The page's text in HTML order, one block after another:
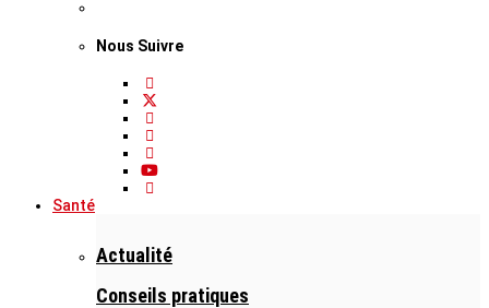
Nous Suivre
Santé
Actualité
Conseils pratiques